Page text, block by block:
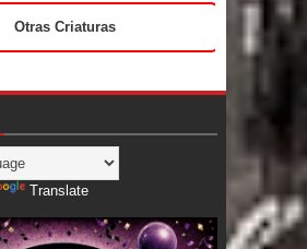
Otras Criaturas
Translate